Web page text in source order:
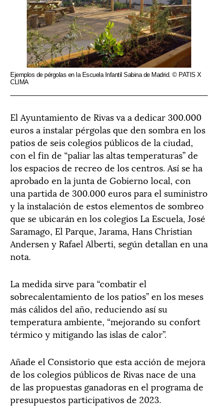
Ejemplos de pérgolas en la Escuela Infantil Sabina de Madrid. © PATIS X
CLIMA
El Ayuntamiento de Rivas va a dedicar 300.000
euros a instalar pérgolas que den sombra en los
patios de seis colegios públicos de la ciudad,
con el fin de “paliar las altas temperaturas” de
los espacios de recreo de los centros. Así se ha
aprobado en la junta de Gobierno local, con
una partida de 300.000 euros para el suministro
y la instalación de estos elementos de sombreo
que se ubicarán en los colegios La Escuela, José
Saramago, El Parque, Jarama, Hans Christian
Andersen y Rafael Alberti, según detallan en una
nota.
La medida sirve para “combatir el
sobrecalentamiento de los patios” en los meses
más cálidos del año, reduciendo así su
temperatura ambiente, “mejorando su confort
térmico y mitigando las islas de calor”.
Añade el Consistorio que esta acción de mejora
de los colegios públicos de Rivas nace de una
de las propuestas ganadoras en el programa de
presupuestos participativos de 2023.